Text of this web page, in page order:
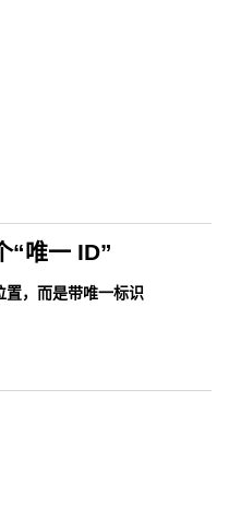
“唯一 ID”
置，而是带唯一标识